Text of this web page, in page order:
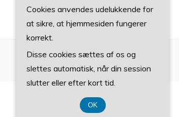
Cookies anvendes udelukkende for
at sikre, at hjemmesiden fungerer
korrekt.
Disse cookies sættes af os og
slettes automatisk, når din session
slutter eller efter kort tid.
OK